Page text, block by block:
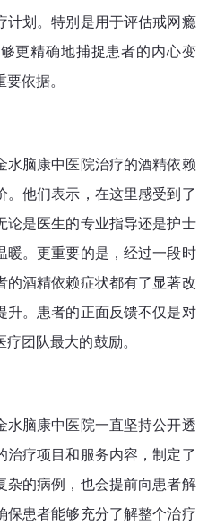
计划。特别是用于评估戒网瘾
更精确地捕捉患者的内心变
依据。
水脑康中医院治疗的酒精依赖
。他们表示，在这里感受到了
论是医生的专业指导还是护士
暖。更重要的是，经过一段时
的酒精依赖症状都有了显著改
升。患者的正面反馈不仅是对
团队最大的鼓励。
水脑康中医院一直坚持公开透
治疗项目和服务内容，制定了
杂的病例，也会提前向患者解
保患者能够充分了解整个治疗